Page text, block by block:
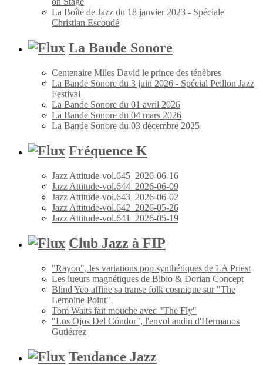
La Boîte de Jazz du 18 janvier 2023 - Spéciale
Christian Escoudé
La Bande Sonore
Centenaire Miles David le prince des ténèbres
La Bande Sonore du 3 juin 2026 - Spécial Peillon Jazz
Festival
La Bande Sonore du 01 avril 2026
La Bande Sonore du 04 mars 2026
La Bande Sonore du 03 décembre 2025
Fréquence K
Jazz Attitude-vol.645_2026-06-16
Jazz Attitude-vol.644_2026-06-09
Jazz Attitude-vol.643_2026-06-02
Jazz Attitude-vol.642_2026-05-26
Jazz Attitude-vol.641_2026-05-19
Club Jazz à FIP
"Rayon", les variations pop synthétiques de LA Priest
Les lueurs magnétiques de Bibio & Dorian Concept
Blind Yeo affine sa transe folk cosmique sur "The
Lemoine Point"
Tom Waits fait mouche avec "The Fly"
"Los Ojos Del Cóndor", l'envol andin d'Hermanos
Gutiérrez
Tendance Jazz